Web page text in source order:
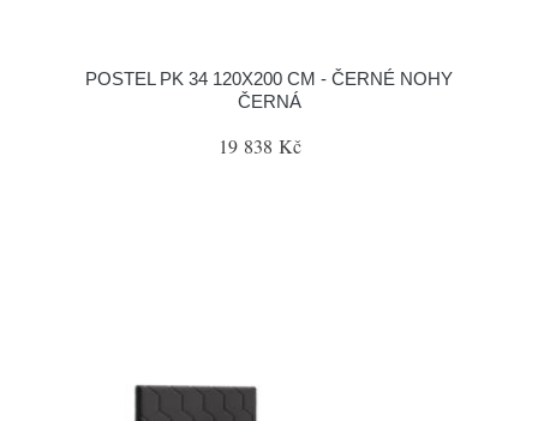
POSTEL PK 34 120X200 CM - ČERNÉ NOHY
ČERNÁ
19 838 Kč